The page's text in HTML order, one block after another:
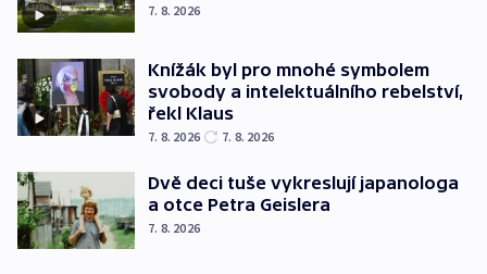
7. 8. 2026
Knížák byl pro mnohé symbolem
svobody a intelektuálního rebelství,
řekl Klaus
7. 8. 2026 7. 8. 2026
Dvě deci tuše vykreslují japanologa
a otce Petra Geislera
7. 8. 2026